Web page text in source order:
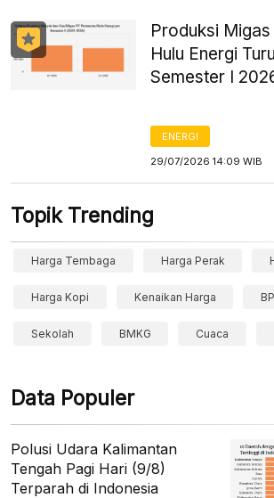
Produksi
Hulu Energi
Semester I
ENERGI
29/07/2026 14:09 WIB
Topik Trending
Harga Tembaga Harga Perak
Harga Kopi Kenaikan Harga
Sekolah BMKG Cuaca
Data Populer
Polusi Udara Kalimantan
Tengah Pagi Hari (9/8)
Terparah di Indonesia